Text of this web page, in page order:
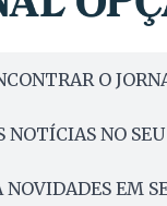
O
NOTÍCIAS NO
NOVIDADES EM